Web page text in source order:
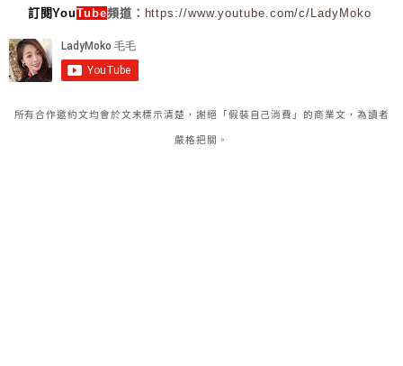
訂閱YouTube頻道： https://www.youtube.com/c/LadyMoko
所有合作邀約文均會於文末標示清楚，謝絕「假裝自己消費」的商業文，為讀者
嚴格把關。